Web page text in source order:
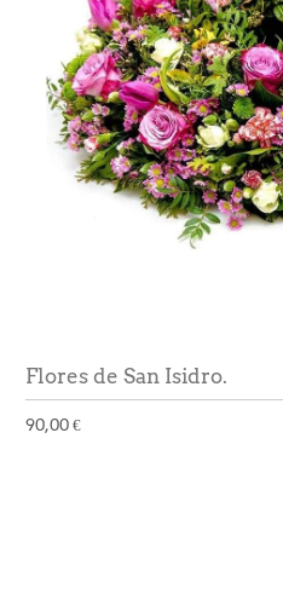
Flores de San Isidro.
90,00 €